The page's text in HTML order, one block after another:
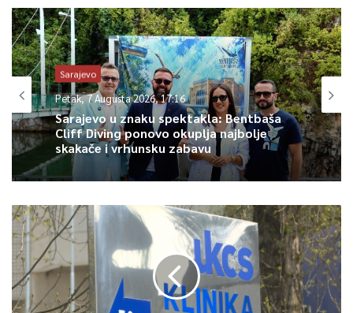
Sarajevo
Petak, 7 Augusta 2026, 17:16
Sarajevo u znaku spektakla: Bentbaša
Cliff Diving ponovo okuplja najbolje
skakače i vrhunsku zabavu